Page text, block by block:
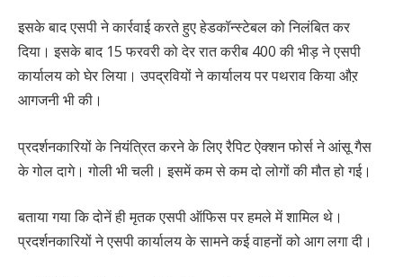
इसके बाद एसपी ने कार्रवाई करते हुए हेडकॉन्स्टेबल को निलंबित कर
दिया। इसके बाद 15 फरवरी को देर रात करीब 400 की भीड़ ने एसपी
कार्यालय को घेर लिया। उपद्रवियों ने कार्यालय पर पथराव किया औऱ
आगजनी भी की।
प्रदर्शनकारियों के नियंत्रित करने के लिए रैपिट ऐक्शन फोर्स ने आंसू गैस
के गोल दागे। गोली भी चली। इसमें कम से कम दो लोगों की मौत हो गई।
बताया गया कि दोनें ही मृतक एसपी ऑफिस पर हमले में शामिल थे।
प्रदर्शनकारियों ने एसपी कार्यालय के सामने कई वाहनों को आग लगा दी।